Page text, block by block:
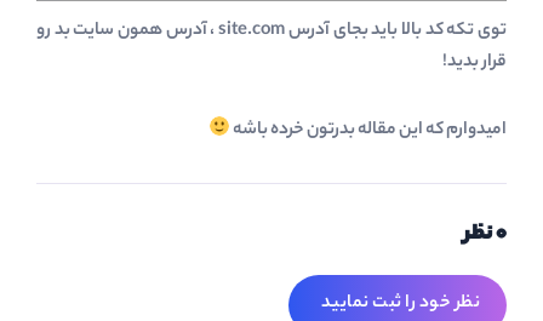
توی تکه کد بالا باید بجای آدرس site.com ، آدرس همون سایت بد رو
قرار بدید!
امیدوارم که این مقاله بدرتون خرده باشه
0 نظر
نظر خود را ثبت نمایید